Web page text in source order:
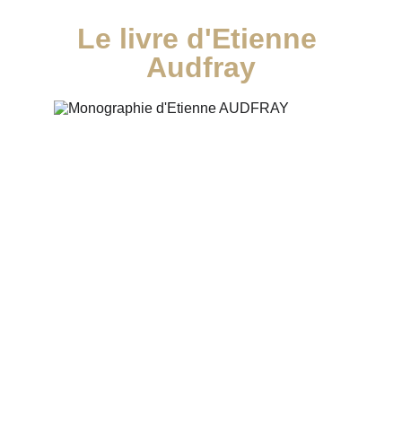
Le livre d'Etienne
Audfray